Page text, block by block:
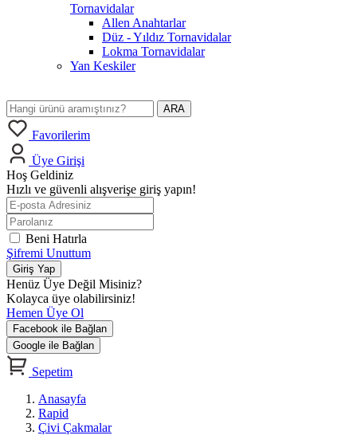
Tornavidalar
Allen Anahtarlar
Düz - Yıldız Tornavidalar
Lokma Tornavidalar
Yan Keskiler
ARA
Favorilerim
Üye Girişi
Hoş Geldiniz
Hızlı ve güvenli alışverişe giriş yapın!
Beni Hatırla
Şifremi Unuttum
Giriş Yap
Henüz Üye Değil Misiniz?
Kolayca üye olabilirsiniz!
Hemen Üye Ol
Facebook ile Bağlan
Google ile Bağlan
Sepetim
Anasayfa
Rapid
Çivi Çakmalar